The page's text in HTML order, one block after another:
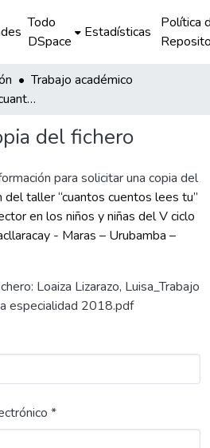
Todo
DSpace
Estadísticas
Política
Trabajo académico
Aplicación del taller “cuantos cuentos lees tu” para fomentar el hábito lector en los niños y niñas del V ciclo de la IE N° 50602 de K’acllaracay - Maras – Urubamba – 2017
del fichero
para solicitar una copia del
del taller “cuantos cuentos lees tu”
en los niños y niñas del V ciclo
- Maras – Urubamba –
Loaiza Lizarazo, Luisa_Trabajo
especialidad 2018.pdf
*